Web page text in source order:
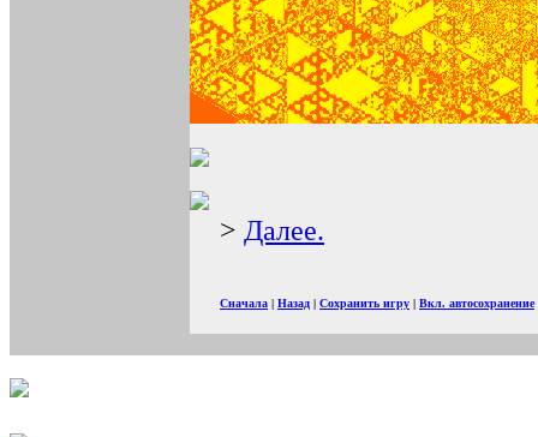
> Далее.
Сначала | Назад | Сохранить игру | Вкл. автосохранение